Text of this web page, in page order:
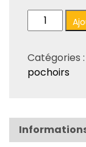
quantité
de
"Courbe
de
Collection
HEXAGONE
Catégories :
pochoirs